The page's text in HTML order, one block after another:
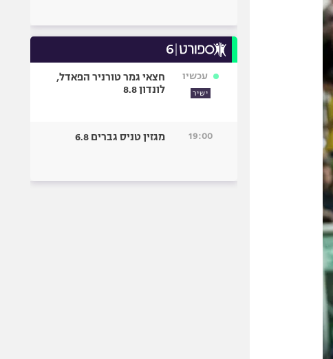
עכשיו
ישיר
חצאי גמר טורניר הפאדל,
לונדון 8.8
19:00 מגזין טניס גברים 6.8